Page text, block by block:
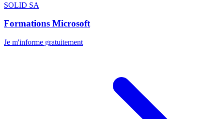
SOLID SA
Formations Microsoft
Je m'informe gratuitement